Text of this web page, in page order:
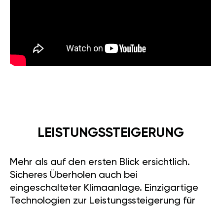
LEISTUNGSSTEIGERUNG
Mehr als auf den ersten Blick ersichtlich.
Sicheres Überholen auch bei
eingeschalteter Klimaanlage. Einzigartige
Technologien zur Leistungssteigerung für